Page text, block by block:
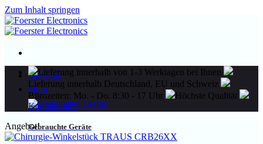
Zum Inhalt springen
Startseite
Shop
Gebrauchte Geräte
Lieferung innerhalb von 1-3 Werktagen bei Ihnen
Lieferung innerhalb Deutschland, EU und Schweiz
Bürozeiten: Mo. - Do. 8:30 - 17 Uhr
Höchste Qualität
Kundenlogin
Angebot!